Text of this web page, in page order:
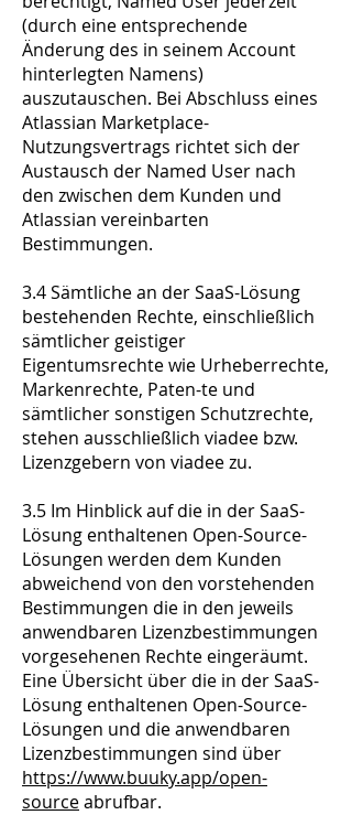
(durch eine entsprechende
Änderung des in seinem Account
hinterlegten Namens)
auszutauschen. Bei Abschluss eines
Atlassian Marketplace-
Nutzungsvertrags richtet sich der
Austausch der Named User nach
den zwischen dem Kunden und
Atlassian vereinbarten
Bestimmungen.
3.4 Sämtliche an der SaaS-Lösung
bestehenden Rechte, einschließlich
sämtlicher geistiger
Eigentumsrechte wie Urheberrechte,
Markenrechte, Paten-te und
sämtlicher sonstigen Schutzrechte,
stehen ausschließlich viadee bzw.
Lizenzgebern von viadee zu.
3.5 Im Hinblick auf die in der SaaS-
Lösung enthaltenen Open-Source-
Lösungen werden dem Kunden
abweichend von den vorstehenden
Bestimmungen die in den jeweils
anwendbaren Lizenzbestimmungen
vorgesehenen Rechte eingeräumt.
Eine Übersicht über die in der SaaS-
Lösung enthaltenen Open-Source-
Lösungen und die anwendbaren
Lizenzbestimmungen sind über
https://www.buuky.app/open-
sourceabrufbar.